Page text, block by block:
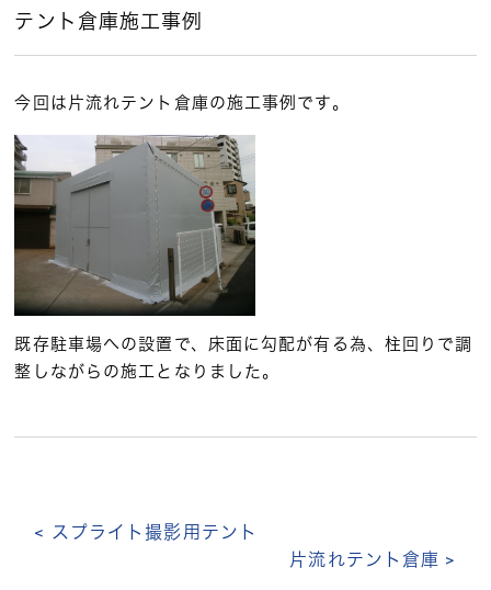
テント倉庫施工事例
今回は片流れテント倉庫の施工事例です。
既存駐車場への設置で、床面に勾配が有る為、柱回りで調
整しながらの施工となりました。
< スプライト撮影用テント
片流れテント倉庫 >